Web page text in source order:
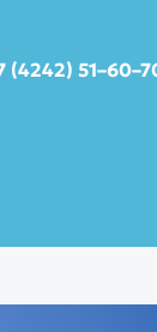
(4242)